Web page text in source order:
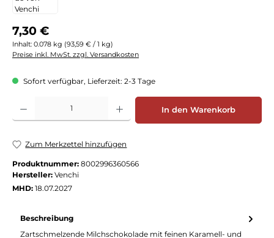
Regulärer Preis:
7,30 €
Inhalt: 0.078 kg (93,59 € / 1 kg)
Preise inkl. MwSt. zzgl. Versandkosten
Sofort verfügbar, Lieferzeit: 2-3 Tage
Produkt Anzahl: Gib den gewünschten Wert ein oder benutze die
In den Warenkorb
Zum Merkzettel hinzufügen
Produktnummer: 8002996360566
Hersteller: Venchi
MHD: 18.07.2027
Beschreibung
Zartschmelzende Milchschokolade mit feinen Karamell- und